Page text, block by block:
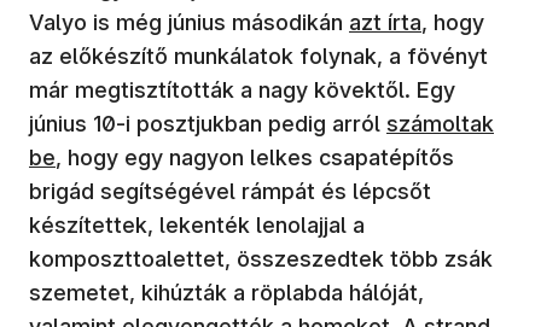
Valyo is még június másodikán azt írta, hogy
az előkészítő munkálatok folynak, a fövényt
már megtisztították a nagy kövektől. Egy
június 10-i posztjukban pedig arról számoltak
be, hogy egy nagyon lelkes csapatépítős
brigád segítségével rámpát és lépcsőt
készítettek, lekenték lenolajjal a
komposzttoalettet, összeszedtek több zsák
szemetet, kihúzták a röplabda hálóját,